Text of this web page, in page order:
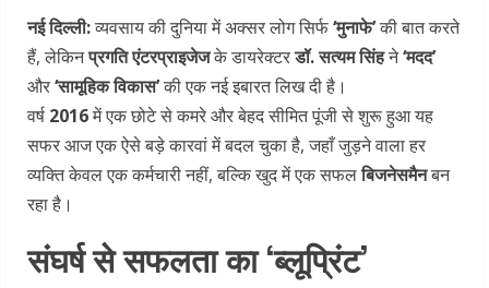
नई दिल्ली:व्यवसाय की दुनिया में अक्सर लोग सिर्फ‘मुनाफे’की बात करते
हैं, लेकिनप्रगति एंटरप्राइजेजके डायरेक्टरडॉ. सत्यम सिंहने‘मदद’
और‘सामूहिक विकास’की एक नई इबारत लिख दी है।
वर्ष 2016में एक छोटे से कमरे और बेहद सीमित पूंजी से शुरू हुआ यह
सफर आज एक ऐसे बड़े कारवां में बदल चुका है, जहाँ जुड़ने वाला हर
व्यक्ति केवल एक कर्मचारी नहीं, बल्कि खुद में एक सफलबिजनेसमैनबन
रहा है।
संघर्ष से सफलता का ‘ब्लूप्रिंट’